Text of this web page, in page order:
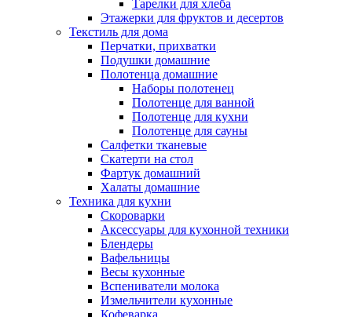
Тарелки для хлеба
Этажерки для фруктов и десертов
Текстиль для дома
Перчатки, прихватки
Подушки домашние
Полотенца домашние
Наборы полотенец
Полотенце для ванной
Полотенце для кухни
Полотенце для сауны
Салфетки тканевые
Скатерти на стол
Фартук домашний
Халаты домашние
Техника для кухни
Скороварки
Аксессуары для кухонной техники
Блендеры
Вафельницы
Весы кухонные
Вспениватели молока
Измельчители кухонные
Кофеварка